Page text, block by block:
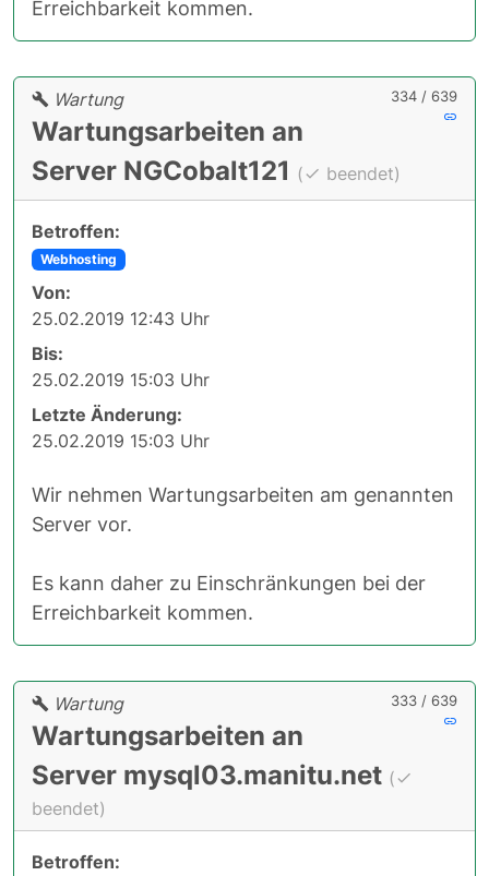
Erreichbarkeit kommen.
334 / 639
Wartung
Wartungsarbeiten an
Server NGCobalt121 ( beendet)
Betroffen:
Webhosting
Von:
25.02.2019 12:43 Uhr
Bis:
25.02.2019 15:03 Uhr
Letzte Änderung:
25.02.2019 15:03 Uhr
Wir nehmen Wartungsarbeiten am genannten
Server vor.
Es kann daher zu Einschränkungen bei der
Erreichbarkeit kommen.
333 / 639
Wartung
Wartungsarbeiten an
Server mysql03.manitu.net (
beendet)
Betroffen: